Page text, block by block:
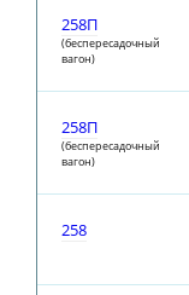
258П
(беспересадочный
вагон)
258П
(беспересадочный
вагон)
258